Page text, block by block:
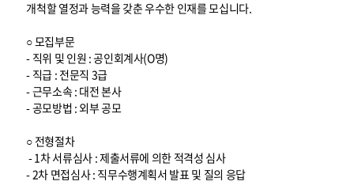
개척할 열정과 능력을 갖춘 우수한 인재를 모십니다.
○ 모집부문
- 직위 및 인원 : 공인회계사(O명)
- 직급 : 전문직 3급
- 근무소속 : 대전 본사
- 공모방법 : 외부 공모
○ 전형절차
- 1차 서류심사 : 제출서류에 의한 적격성 심사
- 2차 면접심사 : 직무수행계획서 발표 및 질의 응답